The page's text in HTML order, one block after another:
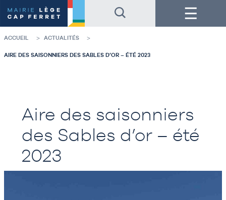
au
contenu
de
la
au
pied
de
page
Menu
ACCUEIL ACTUALITÉS
AIRE DES SAISONNIERS DES SABLES D’OR – ÉTÉ 2023
Aire des saisonniers
des Sables d’or – été
2023